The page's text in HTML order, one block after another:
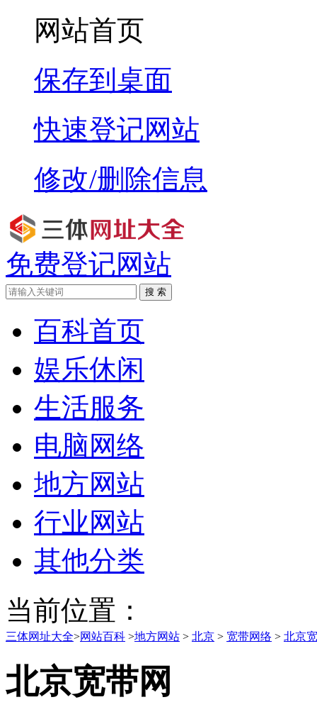
网站首页
保存到桌面
快速登记网站
修改/删除信息
免费登记网站
搜 索
百科首页
娱乐休闲
生活服务
电脑网络
地方网站
行业网站
其他分类
当前位置：
三体网址大全>网站百科 >地方网站 > 北京 > 宽带网络 > 北京
北京宽带网